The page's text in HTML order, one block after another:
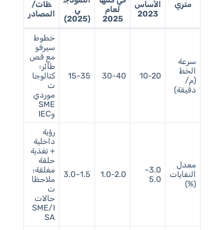
متري
الأساس
2023
لعام
2025
ي
(2025)
ظات/
المصادر
سرعة
الخط
(م/
دقيقة)
10-20
30-40
15-35
خطوط
سيرفو
مع قص
طائر؛
كتالوجا
ت
موردي
SME
وIEC
معدل
النفايات
(%)
3.0–
5.0
1.0-2.0
1.5–3.0
رؤية
داخلية
+ تغذية
حلقة
مغلقة؛
ملاحظا
ت
حالات
SME/I
SA